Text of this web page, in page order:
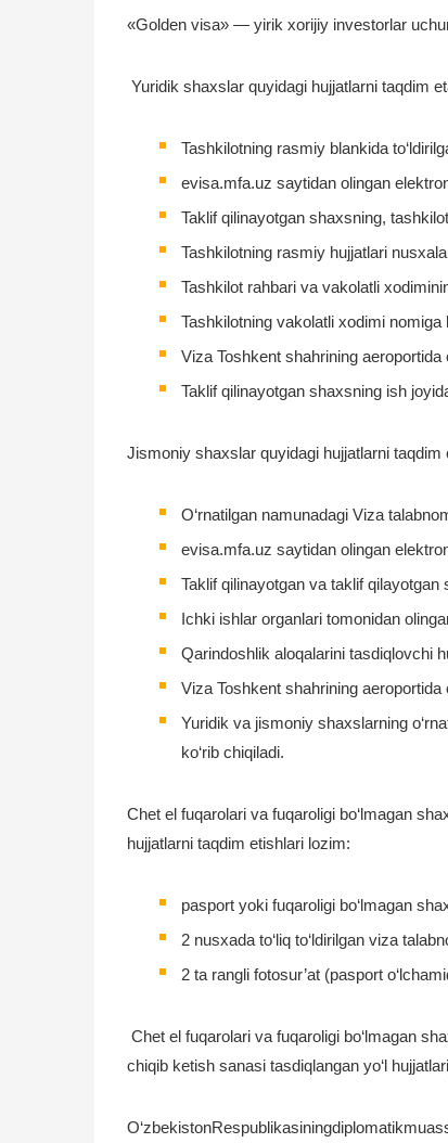
«Golden visa» — yirik xorijiy investorlar
Yuridik shaxslar quyidagi hujjatlarni taqdim
Tashkilotning rasmiy blankida
evisa.mfa.uz saytidan olingan
Taklif qilinayotgan shaxsning,
Tashkilotning rasmiy hujjatlari
Tashkilot rahbari va vakolatli
Tashkilotning vakolatli xodimi
Viza Toshkent shahrining
Taklif qilinayotgan shaxsning ish
Jismoniy shaxslar quyidagi hujjatlarni taqdim
O‘rnatilgan namunadagi Viza
evisa.mfa.uz saytidan olingan
Taklif qilinayotgan va taklif
Ichki ishlar organlari tomonidan
Qarindoshlik aloqalarini tasdiqlovchi
Viza Toshkent shahrining
Yuridik va jismoniy shaxslarning
ko‘rib chiqiladi.
Chet el fuqarolari va fuqaroligi bo‘lmagan
hujjatlarni taqdim etishlari lozim:
pasport yoki fuqaroligi bo‘lmagan
2 nusxada to‘liq to‘ldirilgan viza
2 ta rangli fotosur’at (pasport
Chet el fuqarolari va fuqaroligi bo‘lmagan
chiqib ketish sanasi tasdiqlangan yo‘l